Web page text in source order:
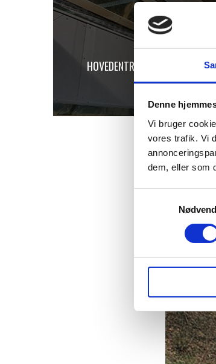
Denne
Vi bruger
vores trafik. Vi
dem, eller som
HOVEDENTREPRISE